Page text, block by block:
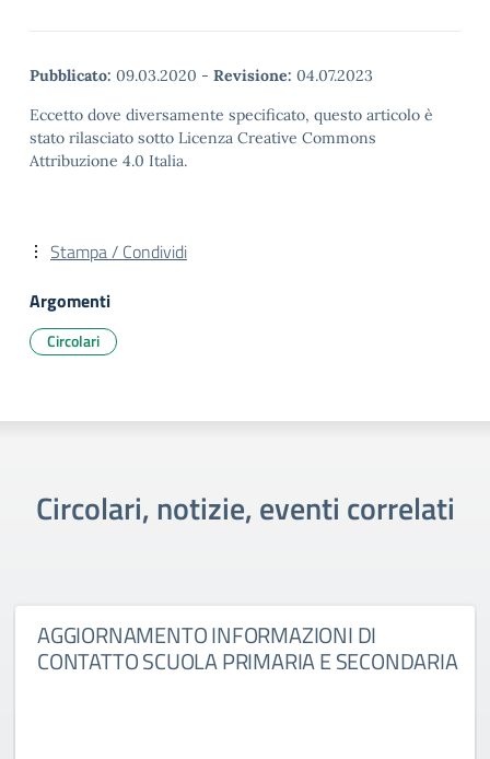
Pubblicato: 09.03.2020 - Revisione: 04.07.2023
Eccetto dove diversamente specificato, questo articolo è
stato rilasciato sotto Licenza Creative Commons
Attribuzione 4.0 Italia.
Stampa / Condividi
Argomenti
Circolari
Circolari, notizie, eventi correlati
AGGIORNAMENTO INFORMAZIONI DI
CONTATTO SCUOLA PRIMARIA E SECONDARIA